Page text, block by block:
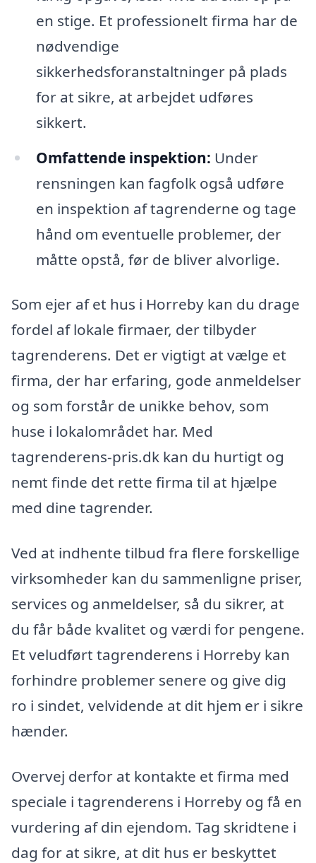
en stige. Et professionelt firma har de
nødvendige
sikkerhedsforanstaltninger på plads
for at sikre, at arbejdet udføres
sikkert.
Omfattende inspektion: Under
rensningen kan fagfolk også udføre
en inspektion af tagrenderne og tage
hånd om eventuelle problemer, der
måtte opstå, før de bliver alvorlige.
Som ejer af et hus i Horreby kan du drage
fordel af lokale firmaer, der tilbyder
tagrenderens. Det er vigtigt at vælge et
firma, der har erfaring, gode anmeldelser
og som forstår de unikke behov, som
huse i lokalområdet har. Med
tagrenderens-pris.dk kan du hurtigt og
nemt finde det rette firma til at hjælpe
med dine tagrender.
Ved at indhente tilbud fra flere forskellige
virksomheder kan du sammenligne priser,
services og anmeldelser, så du sikrer, at
du får både kvalitet og værdi for pengene.
Et veludført tagrenderens i Horreby kan
forhindre problemer senere og give dig
ro i sindet, velvidende at dit hjem er i sikre
hænder.
Overvej derfor at kontakte et firma med
speciale i tagrenderens i Horreby og få en
vurdering af din ejendom. Tag skridtene i
dag for at sikre, at dit hus er beskyttet